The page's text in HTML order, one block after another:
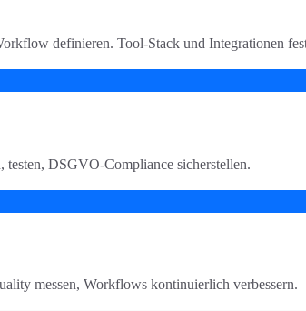
definieren. Tool-Stack und Integrationen
DSGVO-Compliance sicherstellen.
messen, Workflows kontinuierlich verbessern.